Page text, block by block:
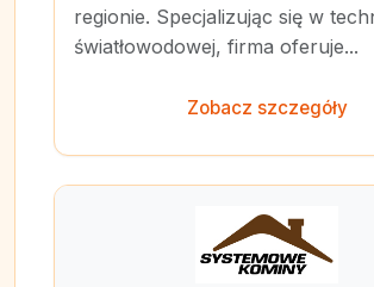
regionie. Specjalizując się w
światłowodowej, firma oferuje...
Zobacz szczegóły